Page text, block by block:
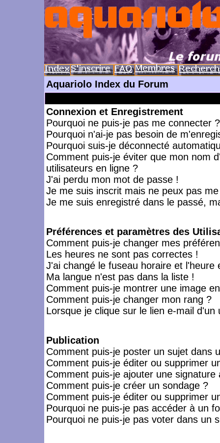
Aquariolo Index du Forum
Connexion et Enregistrement
Pourquoi ne puis-je pas me connecter ?
Pourquoi n'ai-je pas besoin de
Pourquoi suis-je déconnecté
Comment puis-je éviter que mon nom
utilisateurs en ligne ?
J'ai perdu mon mot de passe !
Je me suis inscrit mais ne peux pas
Je me suis enregistré dans le passé,
Préférences et paramètres des
Comment puis-je changer mes
Les heures ne sont pas correctes !
J'ai changé le fuseau horaire et l'heure
Ma langue n'est pas dans la liste !
Comment puis-je montrer une image
Comment puis-je changer mon rang ?
Lorsque je clique sur le lien e-mail
Publication
Comment puis-je poster un sujet dans
Comment puis-je éditer ou supprimer
Comment puis-je ajouter une signature
Comment puis-je créer un sondage ?
Comment puis-je éditer ou supprimer
Pourquoi ne puis-je pas accéder à un
Pourquoi ne puis-je pas voter dans un